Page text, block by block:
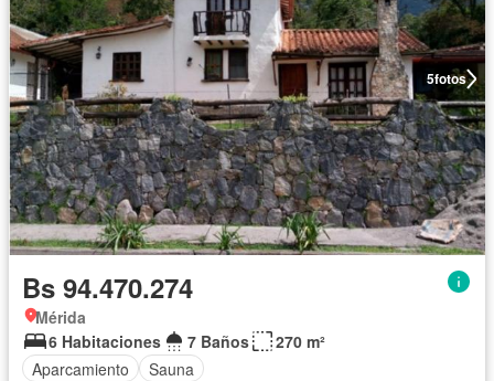
5fotos
Bs 94.470.274
Mérida
6 Habitaciones
7 Baños
270 m²
Aparcamiento
Sauna